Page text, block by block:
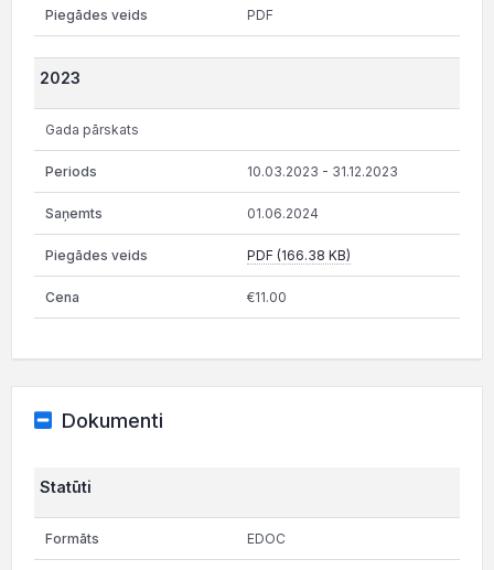
PDF
2023
Gada pārskats
10.03.2023 - 31.12.2023
01.06.2024
PDF (166.38 KB)
€11.00
Dokumenti
Statūti
EDOC